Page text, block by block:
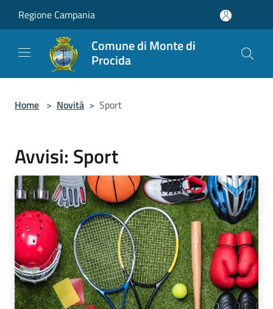
Regione Campania
Comune di Monte di
Procida
Home > Novità > Sport
Avvisi: Sport